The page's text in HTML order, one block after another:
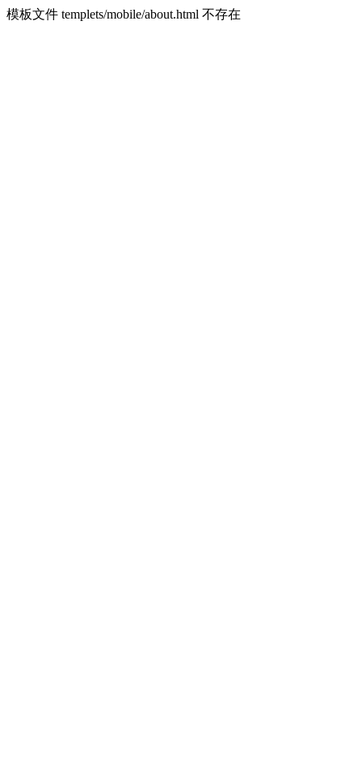
模板文件 templets/mobile/about.html 不存在